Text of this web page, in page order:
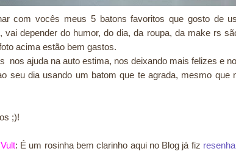
com vocês meus 5 batons favoritos que gosto de
vai depender do humor, do dia, da roupa, da make rs
acima estão bem gastos.
nos ajuda na auto estima, nos deixando mais felizes e
seu dia usando um batom que te agrada, mesmo que
;)!
: É um rosinha bem clarinho aqui no Blog já fiz